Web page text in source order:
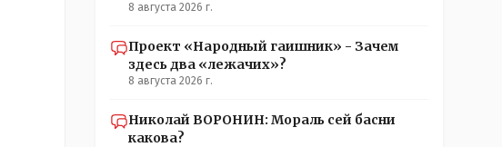
8 августа 2026 г.
Проект «Народный гаишник» - Зачем
здесь два «лежачих»?
8 августа 2026 г.
Николай ВОРОНИН: Мораль сей басни
какова?